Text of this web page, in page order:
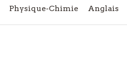
Physique-Chimie Anglais